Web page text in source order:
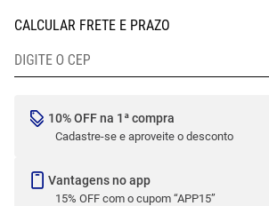
10% OFF na 1ª compra
Cadastre-se e aproveite o desconto
Vantagens no app
15% OFF com o cupom “APP15”